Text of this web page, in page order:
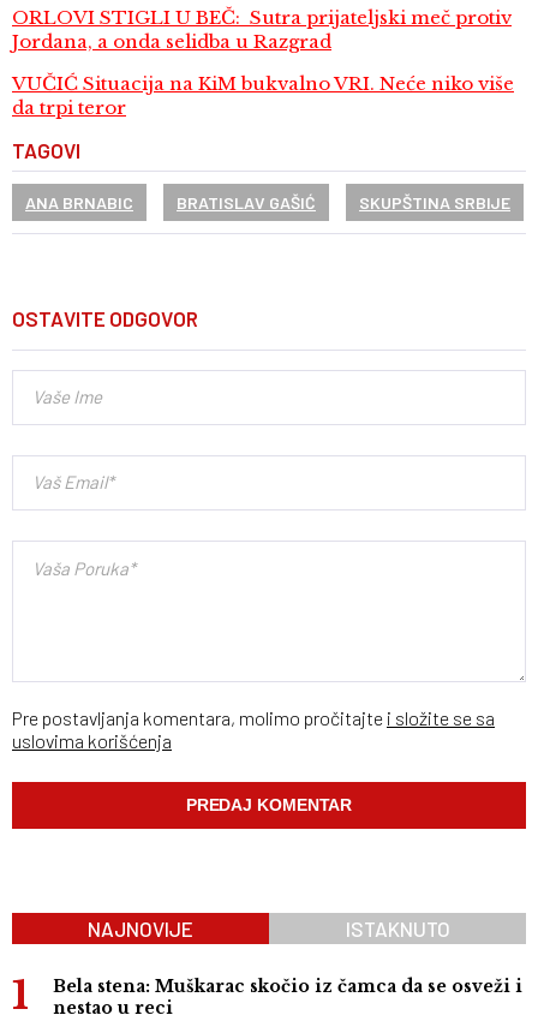
ORLOVI STIGLI U BEČ: Sutra prijateljski meč protiv
Jordana, a onda selidba u Razgrad
VUČIĆ Situacija na KiM bukvalno VRI. Neće niko više
da trpi teror
TAGOVI
ANA BRNABIC BRATISLAV GAŠIĆ SKUPŠTINA SRBIJE
OSTAVITE ODGOVOR
Pre postavljanja komentara, molimo pročitajte i složite se sa
uslovima korišćenja
NAJNOVIJE ISTAKNUTO
Bela stena: Muškarac skočio iz čamca da se osveži i
nestao u reci